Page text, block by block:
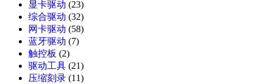
显卡驱动 (23)
综合驱动 (32)
网卡驱动 (58)
蓝牙驱动 (7)
触控板 (2)
驱动工具 (21)
压缩刻录 (11)